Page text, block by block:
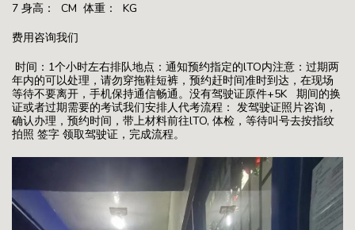
7 身高： CM 体重： KG
费用咨询我们
时间：1个小时左右排队地点：通知预约指定的lTO内注意：过期两
年内的可以处理，请勿穿拖鞋短裤，预约赶时间准时到达，在现场
等待不要离开，手机保持通信畅通。没有驾驶证原件+5K 期间的换
证或者过期需要的考试我们安排人代考流程： 发驾驶证照片咨询，
确认办理，预约时间，带上材料前往lTO, 体检，等待叫号去按指纹
拍照 签字 领取驾驶证，完成流程。